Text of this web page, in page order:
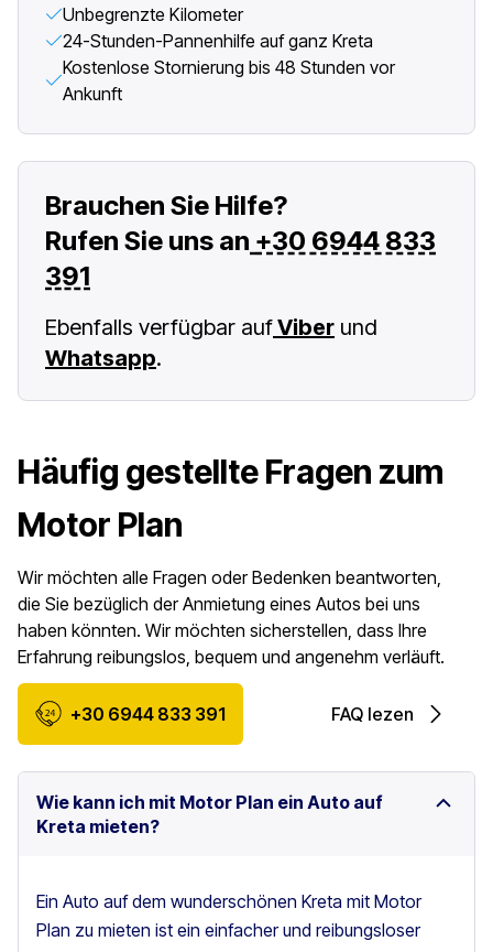
Unbegrenzte Kilometer
24-Stunden-Pannenhilfe auf ganz Kreta
Kostenlose Stornierung bis 48 Stunden vor
Ankunft
Brauchen Sie Hilfe?
Rufen Sie uns an +30 6944 833
391
Ebenfalls verfügbar aufViber und
Whatsapp.
Häufig gestellte Fragen zum
Motor Plan
Wir möchten alle Fragen oder Bedenken beantworten,
die Sie bezüglich der Anmietung eines Autos bei uns
haben könnten. Wir möchten sicherstellen, dass Ihre
Erfahrung reibungslos, bequem und angenehm verläuft.
+30 6944 833 391 FAQ lezen
Wie kann ich mit Motor Plan ein Auto auf
Kreta mieten?
Ein Auto auf dem wunderschönen Kreta mit Motor
Plan zu mieten ist ein einfacher und reibungsloser